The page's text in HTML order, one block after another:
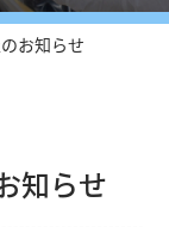
お知らせ
知らせ